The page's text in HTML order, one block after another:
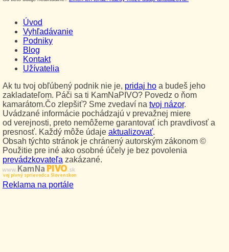
Úvod
Vyhľadávanie
Podniky
Blog
Kontakt
Užívatelia
Ak tu tvoj obľúbený podnik nie je, pridaj ho a budeš jeho
zakladateľom. Páči sa ti KamNaPIVO? Povedz o ňom
kamarátom.Čo zlepšiť? Sme zvedaví na tvoj názor.
Uvádzané informácie pochádzajú v prevažnej miere
od verejnosti, preto nemôžeme garantovať ich pravdivosť a
presnosť. Každý môže údaje aktualizovať.
Obsah týchto stránok je chránený autorským zákonom ©
Použitie pre iné ako osobné účely je bez povolenia
prevádzkovateľa zakázané.
www.Kam NaPIVO.sk
Tvoj pivný sprievodca Slovenskom
Reklama na portále